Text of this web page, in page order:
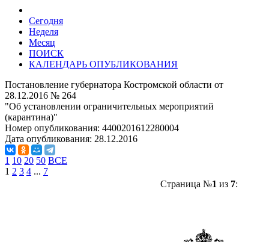
Сегодня
Неделя
Месяц
ПОИСК
КАЛЕНДАРЬ ОПУБЛИКОВАНИЯ
Постановление губернатора Костромской области от
28.12.2016 № 264
"Об установлении ограничительных мероприятий
(карантина)"
Номер опубликования: 4400201612280004
Дата опубликования: 28.12.2016
1 10 20 50 ВСЕ
1 2 3 4 ... 7
Страница №1 из 7: